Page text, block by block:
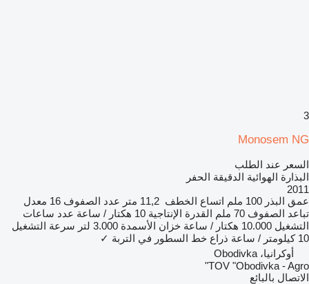
3
Monosem NG
السعر عند الطلب
البذارة الهوائية الدقيقة الحفر
2011
عمق البذر 100 ملم اتساع الخطف 11,2 متر عدد الصفوف 16 معدل
تباعد الصفوف 70 ملم القدرة الإنتاجية 10 هكتار / ساعة
عدد ساعات
التشغيل 10.000 هكتار / ساعة خزان الأسمدة 3.000 لتر
سرعة التشغيل
10 كيلومتر / ساعة
ذراع خط السطور في التربة ✓
أوكرانيا، Obodivka
TOV "Obodivka - Agro"
الاتصال بالبائع